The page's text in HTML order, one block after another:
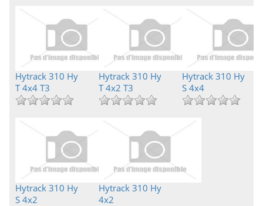
Hytrack 310 Hy
T 4x4 T3
Hytrack 310 Hy
T 4x2 T3
Hytrack 310 Hy
S 4x4
Hytrack 310 Hy
S 4x2
Hytrack 310 Hy
4x2